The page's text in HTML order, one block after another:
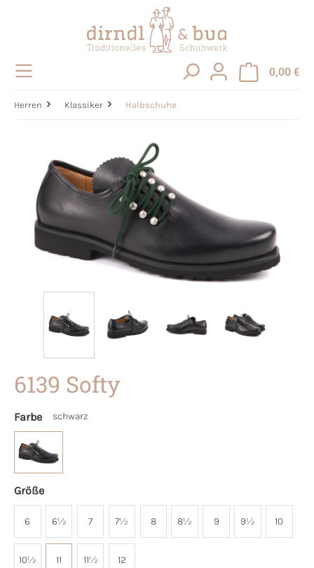
0,00 €
Herren Klassiker Halbschuhe
Bildergalerie überspringen
6139 Softy
Farbe schwarz
Größe
6 6½ 7 7½ 8 8½ 9 9½ 10
10½ 11 11½ 12